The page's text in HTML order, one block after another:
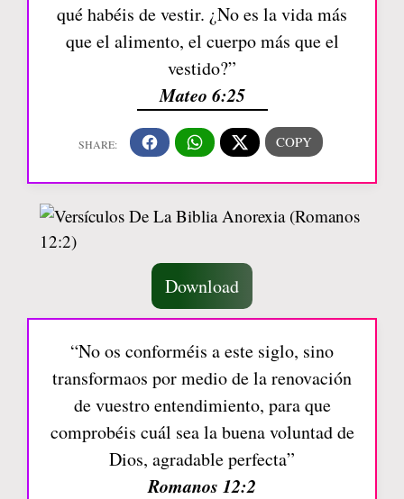
qué habéis de vestir. ¿No es la vida más
que el alimento, el cuerpo más que el
vestido?”
Mateo 6:25
Download
“No os conforméis a este siglo, sino
transformaos por medio de la renovación
de vuestro entendimiento, para que
comprobéis cuál sea la buena voluntad de
Dios, agradable perfecta”
Romanos 12:2